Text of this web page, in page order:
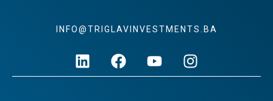
INFO@TRIGLAVINVESTMENTS.BA